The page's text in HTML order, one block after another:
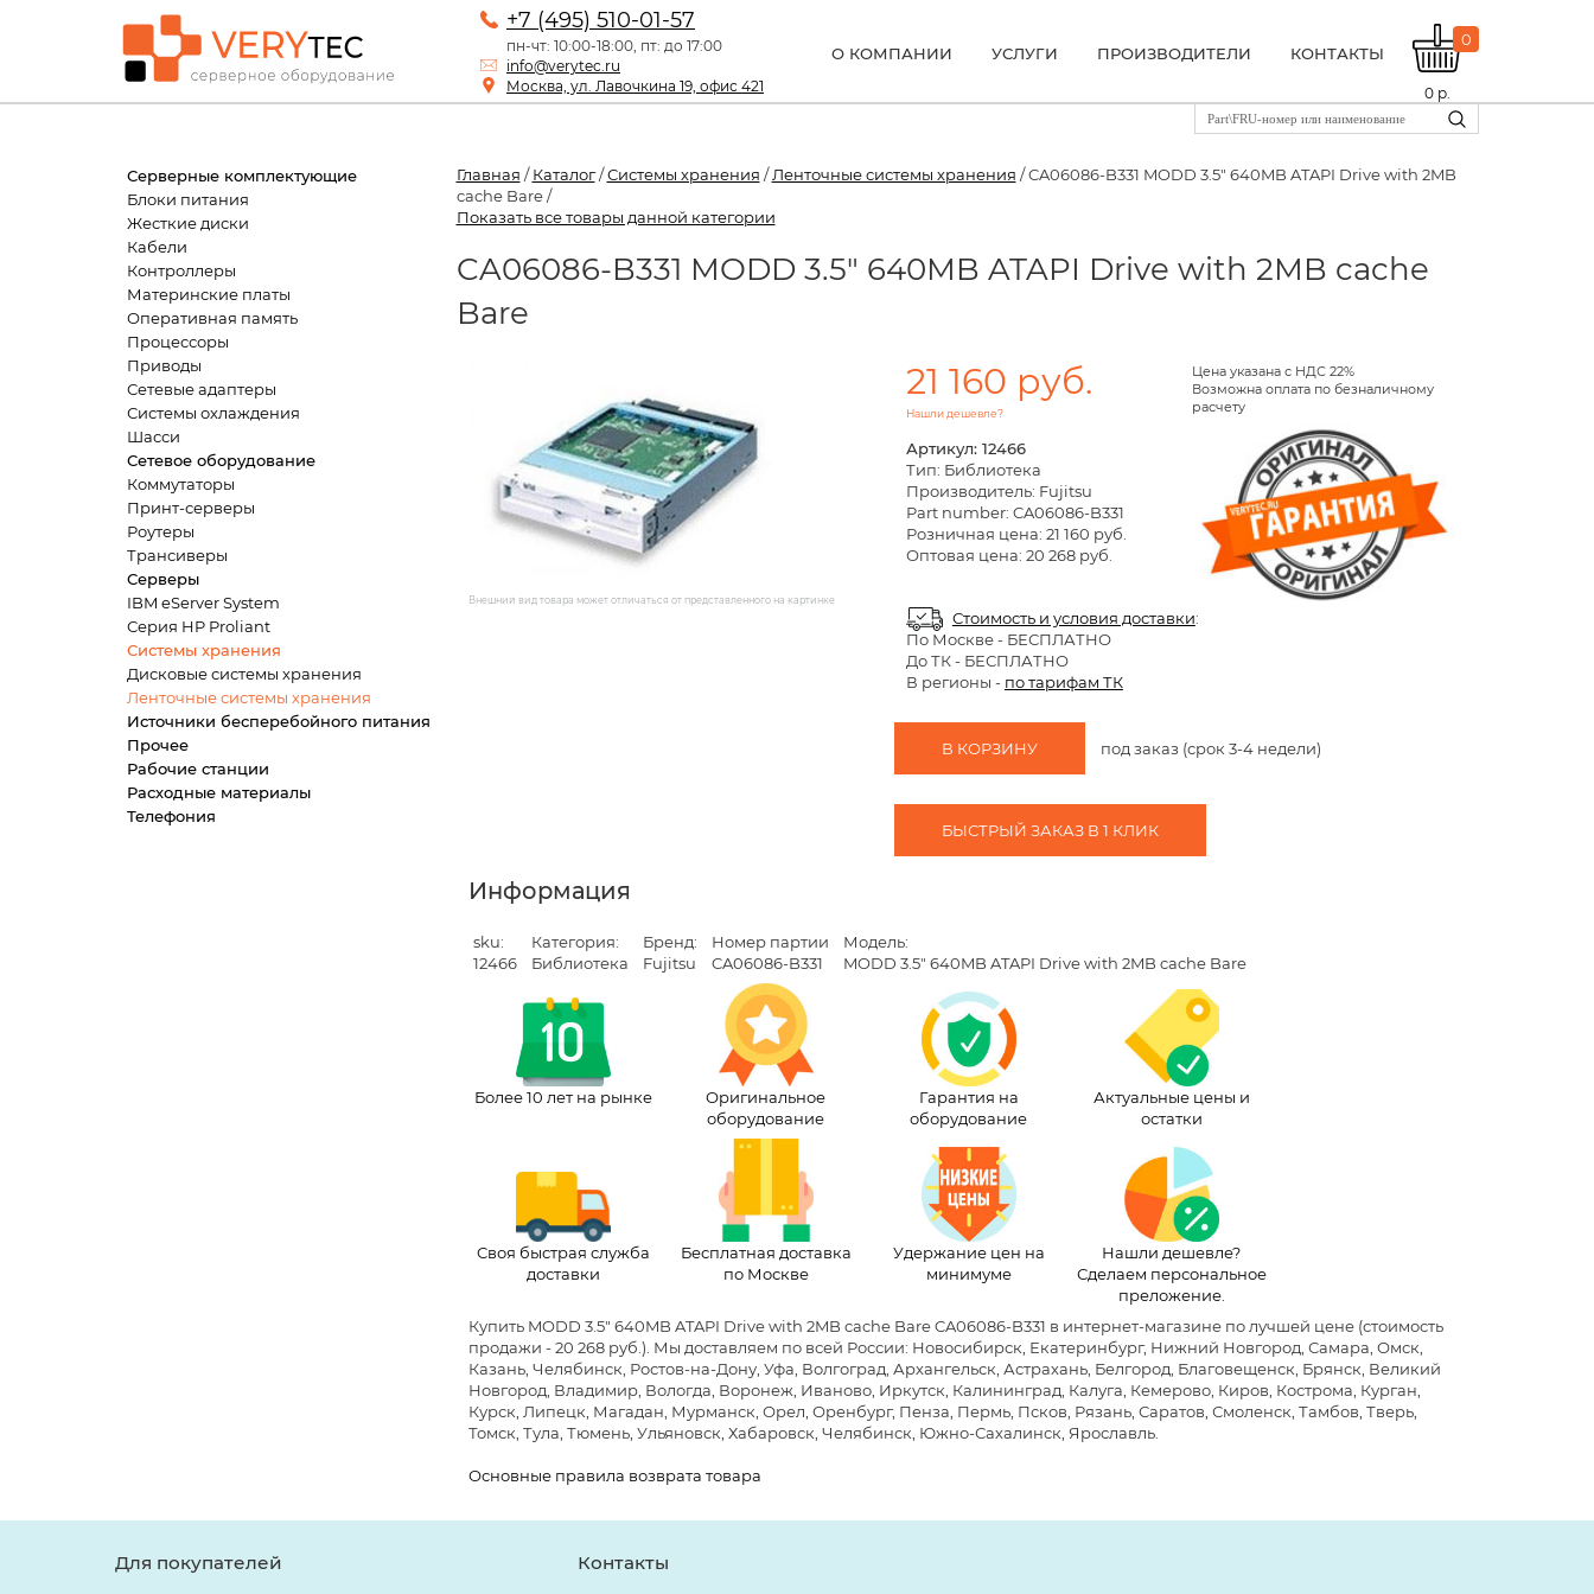
+7 (495) 510-01-57
пн-чт: 10:00-18:00, пт: до 17:00
info@verytec.ru
Москва, ул. Лавочкина 19, офис 421
О КОМПАНИИ УСЛУГИ ПРОИЗВОДИТЕЛИ КОНТАКТЫ
0
0 р.
Серверные комплектующие
Блоки питания
Жесткие диски
Кабели
Контроллеры
Материнские платы
Оперативная память
Процессоры
Приводы
Сетевые адаптеры
Системы охлаждения
Шасси
Сетевое оборудование
Коммутаторы
Принт-серверы
Роутеры
Трансиверы
Серверы
IBM eServer System
Серия HP Proliant
Системы хранения
Дисковые системы хранения
Ленточные системы хранения
Источники бесперебойного питания
Прочее
Рабочие станции
Расходные материалы
Телефония
Главная /Каталог/Системы хранения /Ленточные системы хранения / CA06086-B331 MODD 3.5" 640MB ATAPI Drive with 2MB
cache Bare /
Показать все товары данной категории
CA06086-B331 MODD 3.5" 640MB ATAPI Drive with 2MB cache
Bare
Внешний вид товара может отличаться от представленного на картинке
21 160 руб.
Нашли дешевле?
Цена указана с НДС 22%
Возможна оплата по безналичному
расчету
Артикул: 12466
Тип: Библиотека
Производитель: Fujitsu
Part number: CA06086-B331
Розничная цена: 21 160 руб.
Оптовая цена: 20 268 руб.
Стоимость и условия доставки:
По Москве- БЕСПЛАТНО
До ТК - БЕСПЛАТНО
В регионы - по тарифам ТК
В КОРЗИНУ под заказ (срок 3-4 недели)
БЫСТРЫЙ ЗАКАЗ В 1 КЛИК
Информация
sku:
12466
Категория:
Библиотека
Бренд:
Fujitsu
Номер партии
CA06086-B331
Модель:
MODD 3.5" 640MB ATAPI Drive with 2MB cache Bare
Более 10 лет на рынке
Оригинальное
оборудование
Гарантия на
оборудование
Актуальные цены и
остатки
Своя быстрая служба
доставки
Бесплатная доставка
по Москве
Удержание цен на
минимуме
Нашли дешевле?
Сделаем персональное
преложение.
Купить MODD 3.5" 640MB ATAPI Drive with 2MB cache Bare CA06086-B331 в интернет-магазине по лучшей цене(стоимость
продажи - 20 268 руб.) . Мы доставляем по всей России: Новосибирск, Екатеринбург, Нижний Новгород, Самара, Омск,
Казань, Челябинск, Ростов-на-Дону, Уфа, Волгоград, Архангельск, Астрахань, Белгород, Благовещенск, Брянск, Великий
Новгород, Владимир, Вологда, Воронеж, Иваново, Иркутск, Калининград, Калуга, Кемерово, Киров, Кострома, Курган,
Курск, Липецк, Магадан, Мурманск, Орел, Оренбург, Пенза, Пермь, Псков, Рязань, Саратов, Смоленск, Тамбов, Тверь,
Томск, Тула, Тюмень, Ульяновск, Хабаровск, Челябинск, Южно-Сахалинск, Ярославль.
Основные правила возврата товара
Для покупателей Контакты